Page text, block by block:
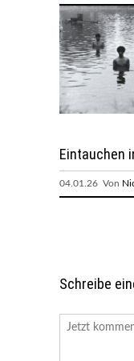
Eintauchen
04.01.26 Von
Schreibe